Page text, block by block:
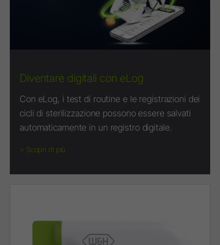
Diventare digitali con eLog
Con eLog, i test di routine e le registrazioni dei
cicli di sterilizzazione possono essere salvati
automaticamente in un registro digitale.
> Scopri di più